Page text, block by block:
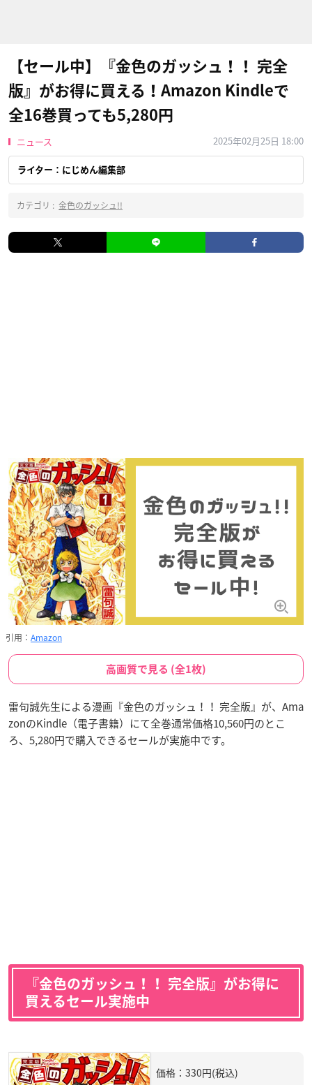
【セール中】『金色のガッシュ！！ 完全
版』がお得に買える！Amazon Kindleで
全16巻買っても5,280円
ニュース 2025年02月25日 18:00
ライター：にじめん編集部
カテゴリ : 金色のガッシュ!!
引用： Amazon
高画質で見る (全1枚)
雷句誠先生による漫画『金色のガッシュ！！ 完全版』が、Ama
zonのKindle（電子書籍）にて全巻通常価格10,560円のとこ
ろ、5,280円で購入できるセールが実施中です。
『金色のガッシュ！！ 完全版』がお得に
買えるセール実施中
価格：330円(税込)